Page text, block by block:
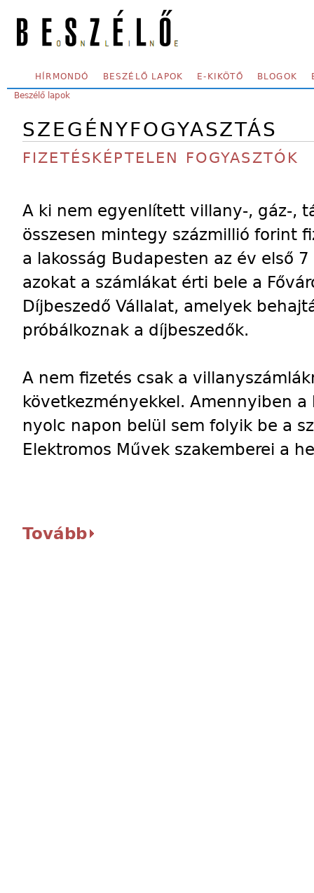
SECONDARY MENU
HÍRMONDÓ BESZÉLŐ LAPOK E-KIKÖTŐ BLOGOK
YOU ARE HERE:
Beszélő lapok
SZEGÉNYFOGYASZTÁS
FIZETÉSKÉPTELEN FOGYASZTÓK
A ki nem egyenlített villany-, gáz-,
összesen mintegy százmillió forint
a lakosság Budapesten az év első
azokat a számlákat érti bele a
Díjbeszedő Vállalat, amelyek
próbálkoznak a díjbeszedők.
A nem fizetés csak a
következményekkel. Amennyiben
nyolc napon belül sem folyik be a
Elektromos Művek szakemberei a
Tovább